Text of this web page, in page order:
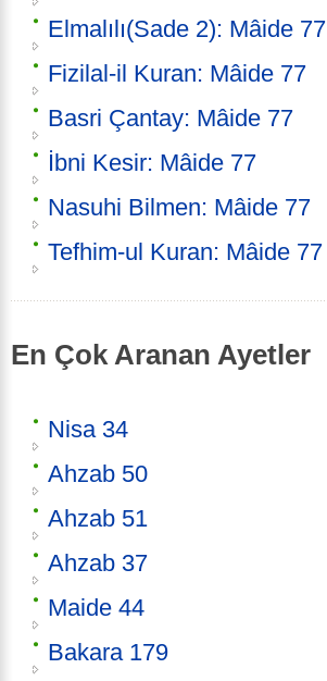
Elmalılı(Sade 2): Mâide 77
Fizilal-il Kuran: Mâide 77
Basri Çantay: Mâide 77
İbni Kesir: Mâide 77
Nasuhi Bilmen: Mâide 77
Tefhim-ul Kuran: Mâide 77
En Çok Aranan Ayetler
Nisa 34
Ahzab 50
Ahzab 51
Ahzab 37
Maide 44
Bakara 179